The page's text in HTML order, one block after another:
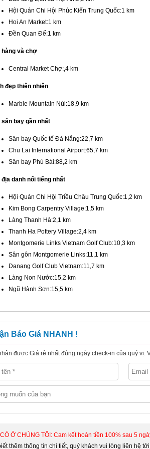
Hội Quán Chi Hội Phúc Kiến Trung Quốc:1 km
Hoi An Market:1 km
Đền Quan Đế:1 km
hàng và chợ
Central Market Chợ:,4 km
đẹp thiên nhiên
Marble Mountain Núi:18,9 km
sân bay gần nhất
Sân bay Quốc tế Đà Nẵng:22,7 km
Chu Lai International Airport:65,7 km
Sân bay Phú Bài:88,2 km
địa danh nổi tiếng nhất
Hội Quán Chi Hội Triều Châu Trung Quốc:1,2 km
Kim Bong Carpentry Village:1,5 km
Làng Thanh Hà:2,1 km
Thanh Ha Pottery Village:2,4 km
Montgomerie Links Vietnam Golf Club:10,3 km
Sân gôn Montgomerie Links:11,1 km
Danang Golf Club Vietnam:11,7 km
Làng Non Nước:15,2 km
Ngũ Hành Sơn:15,5 km
Báo Giá NHANH !
được Giá rẻ nhất đúng ngày check-in của quý vị.
Ở CHÚNG TÔI: Cam kết hoàn tiền 100% sau 5
thêm thông tin chi tiết, quý khách vui lòng liên hệ